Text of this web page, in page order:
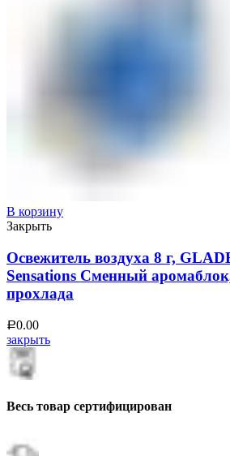
В корзину
Закрыть
Освежитель воздуха 8 г,
Sensations Сменный
прохлада
Р0.00
закрыть
Весь товар сертифицирован